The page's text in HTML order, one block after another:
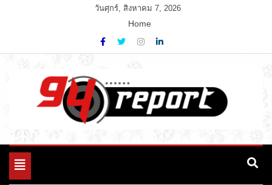
วันศุกร์, สิงหาคม 7, 2026
Home
94 Report.com
Variety News
Toggle